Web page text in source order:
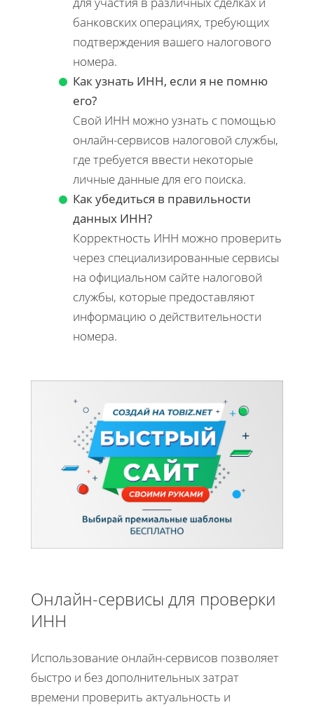
банковских операциях, требующих
подтверждения вашего налогового
номера.
Как узнать ИНН, если я не помню
его?
Свой ИНН можно узнать с помощью
онлайн-сервисов налоговой службы,
где требуется ввести некоторые
личные данные для его поиска.
Как убедиться в правильности
данных ИНН?
Корректность ИНН можно проверить
через специализированные сервисы
на официальном сайте налоговой
службы, которые предоставляют
информацию о действительности
номера.
Онлайн-сервисы для проверки
ИНН
Использование онлайн-сервисов позволяет
быстро и без дополнительных затрат
времени проверить актуальность и